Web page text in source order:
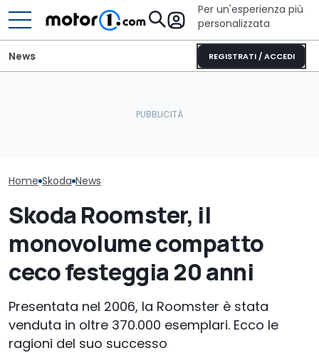
Per un'esperienza più
personalizzata
REGISTRATI / ACCEDI
News
Home Skoda News
Skoda Roomster, il
monovolume compatto
ceco festeggia 20 anni
Presentata nel 2006, la Roomster è stata
venduta in oltre 370.000 esemplari. Ecco le
ragioni del suo successo